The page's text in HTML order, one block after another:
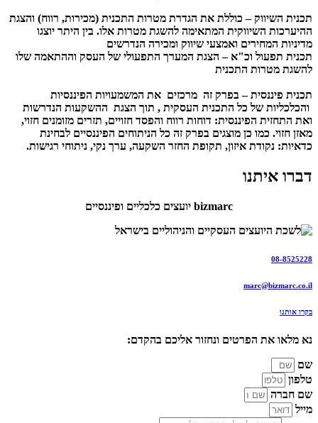
תכנית השיווק – כוללת את הגדרת מטרות התכנית (מכירות, רווח) והצגת
ההיערכות השיווקית המתאימה להשגת מטרות אלו. בין היתר יוצגו
מדיניות המחירים ואמצעי שיווק ומכירה הנדרשים
תכנית תפעול וכ"א – הצגת המערך התפעולי של העסק וההתאמה שלו
להשגת מטרות התכנית
תכנית פיננסית– בפרק זה מרכזים את המשמעויות הפיננסיות
והכלכליות של כל התכנית העסקית , תוך הצגת ההשקעות הנדרשות
ואת התחזית הפיננסית: דוחות רווח והפסד חזויים, תזרים מזומנים חזוי,
מאזן חזוי. כמו כן מוצגים בפרק זה כל הניתוחים הפיננסיים לבחינת
כדאיות: נקודת איזון, תקופת החזר השקעה, ערך נקי, ניתוחי רגישות.
דברו איתנו
bizmarc יועצים כלכליים ופיננסיים
08-8525228
marc@bizmarc.co.il
בקרו אותנו
נא מלאו את הפרטים ונחזור אליכם בהקדם:
שם
טלפון
שם חברה
מייל